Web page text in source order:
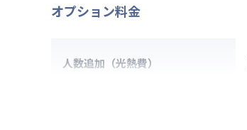
オプション料金
人数追加（光熱費）